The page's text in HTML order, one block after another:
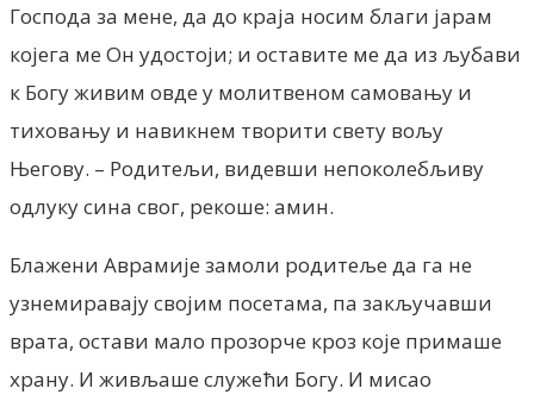
Господа за мене, да до краја носим благи јарам
којега ме Он удостоји; и оставите ме да из љубави
к Богу живим овде у молитвеном самовању и
тиховању и навикнем творити свету вољу
Његову. – Родитељи, видевши непоколебљиву
одлуку сина свог, рекоше: амин.
Блажени Аврамије замоли родитеље да га не
узнемиравају својим посетама, па закључавши
врата, остави мало прозорче кроз које примаше
храну. И живљаше служећи Богу. И мисао